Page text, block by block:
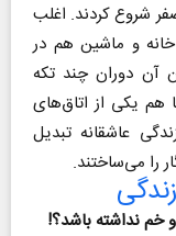
شروع کردند. اغلب
و ماشین هم در
آن دوران چند تکه
یکی از اتاق‌های
عاشقانه تبدیل
را می‌ساختند.
خم نداشته باشد؟!